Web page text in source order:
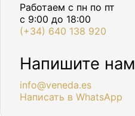
Работаем с пн по пт
с 9:00 до 18:00
(+34) 640 138 920
Напишите нам
info@veneda.es
Написать в WhatsApp